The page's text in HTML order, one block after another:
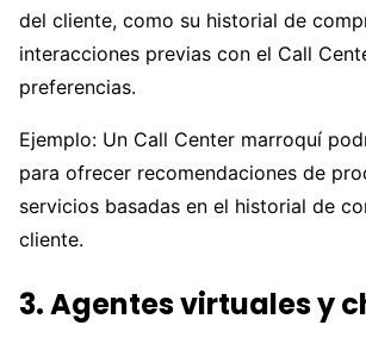
del cliente, como su historial de
interacciones previas con el Call
preferencias.
Ejemplo: Un Call Center marroquí
para ofrecer recomendaciones de
servicios basadas en el historial de
cliente.
3. Agentes virtuales y